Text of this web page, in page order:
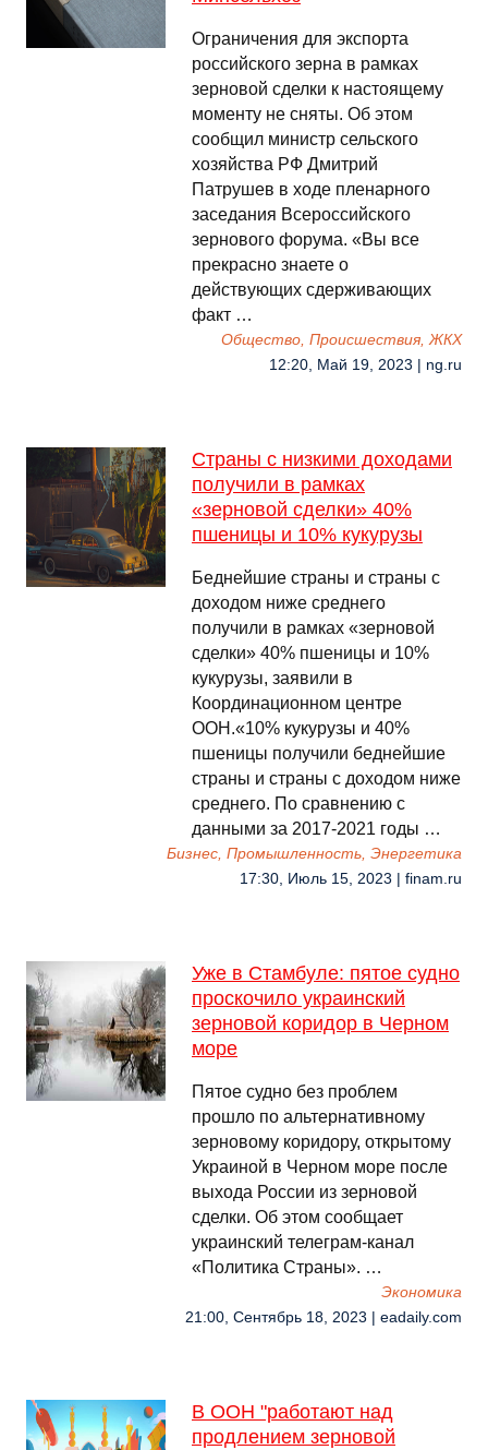
Ограничения для экспорта
российского зерна в рамках
зерновой сделки к настоящему
моменту не сняты. Об этом
сообщил министр сельского
хозяйства РФ Дмитрий
Патрушев в ходе пленарного
заседания Всероссийского
зернового форума. «Вы все
прекрасно знаете о
действующих сдерживающих
факт …
Общество, Происшествия, ЖКХ
12:20, Май 19, 2023 | ng.ru
Страны с низкими доходами
получили в рамках
«зерновой сделки» 40%
пшеницы и 10% кукурузы
Беднейшие страны и страны с
доходом ниже среднего
получили в рамках «зерновой
сделки» 40% пшеницы и 10%
кукурузы, заявили в
Координационном центре
ООН.«10% кукурузы и 40%
пшеницы получили беднейшие
страны и страны с доходом ниже
среднего. По сравнению с
данными за 2017-2021 годы …
Бизнес, Промышленность, Энергетика
17:30, Июль 15, 2023 | finam.ru
Уже в Стамбуле: пятое судно
проскочило украинский
зерновой коридор в Черном
море
Пятое судно без проблем
прошло по альтернативному
зерновому коридору, открытому
Украиной в Черном море после
выхода России из зерновой
сделки. Об этом сообщает
украинский телеграм-канал
«Политика Страны». …
Экономика
21:00, Сентябрь 18, 2023 | eadaily.com
В ООН "работают над
продлением зерновой